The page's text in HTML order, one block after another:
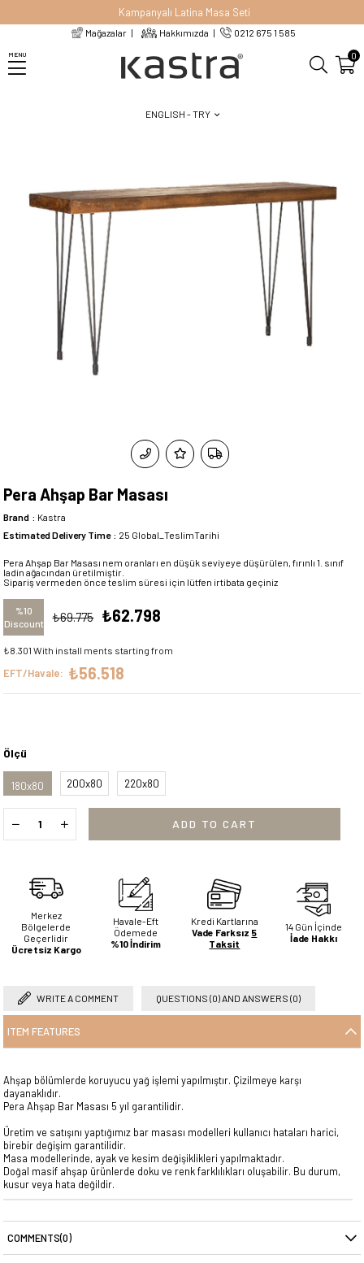
MENU
Kampanyalı Latina Masa Seti
Mağazalar Hakkımızda 0212 675 1 585
ENGLISH - TRY
0
Pera Ahşap Bar Masası
Brand : Kastra
Estimated Delivery Time : 25 Global_TeslimTarihi
Pera Ahşap Bar Masası nem oranları en düşük seviyeye düşürülen, fırınlı 1. sınıf
ladin ağacından üretilmiştir.
Sipariş vermeden önce teslim süresi için lütfen irtibata geçiniz
%10
Discount
₺69.775 ₺62.798
₺8.301 With install ments starting from
EFT/Havale: ₺56.518
Ölçü
180x80 200x80 220x80
Merkez
Bölgelerde
Geçerlidir
Ücretsiz Kargo
Havale-Eft
Ödemede
%10 İndirim
Kredi Kartlarına
Vade Farksız 5
Taksit
14 Gün İçinde
İade Hakkı
WRITE A COMMENT QUESTIONS (0) AND ANSWERS (0)
ITEM FEATURES
Ahşap bölümlerde koruyucu yağ işlemi yapılmıştır. Çizilmeye karşı
dayanaklıdır.
Pera Ahşap Bar Masası 5 yıl garantilidir.
Üretim ve satışını yaptığımız bar masası modelleri kullanıcı hataları harici,
birebir değişim garantilidir.
Masa modellerinde, ayak ve kesim değişiklikleri yapılmaktadır.
Doğal masif ahşap ürünlerde doku ve renk farklılıkları oluşabilir. Bu durum,
kusur veya hata değildir.
COMMENTS(0)